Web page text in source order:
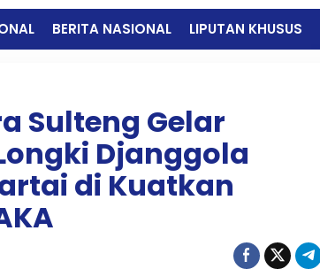
BERITA NASIONAL LIPUTAN KHUSUS
Sulteng Gelar
Djanggola
di Kuatkan